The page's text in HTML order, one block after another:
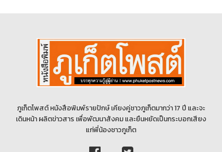
ภูเก็ตโพสต์ หนังสือพิมพ์รายปักษ์ เคียงคู่ชาวภูเก็ตมากว่า 17 ปี และจะ
เดินหน้า ผลิตข่าวสาร เพื่อพัฒนาสังคม และยืนหยัดเป็นกระบอกเสียง
แก่พี่น้องชาวภูเก็ต